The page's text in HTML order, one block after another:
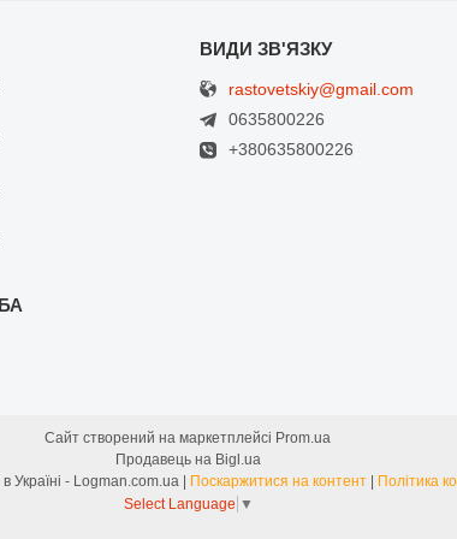
rastovetskiy@gmail.com
0635800226
+380635800226
Сайт створений на маркетплейсі Prom.ua
Продавець на Bigl.ua
Офіційний дилер Oleo-Mac в Україні - Logman.com.ua | Поскаржитися на контент | Політика
Select Language ▼